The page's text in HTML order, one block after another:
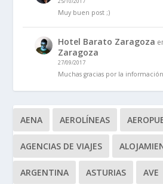
Muy buen post ;)
Hotel Barato Zaragoza
Zaragoza
27/09/2017
Muchas gracias por la
AENA AEROLÍNEAS
AGENCIAS DE VIAJES
ARGENTINA ASTURIAS AVE